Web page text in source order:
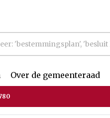
Over de gemeenteraad